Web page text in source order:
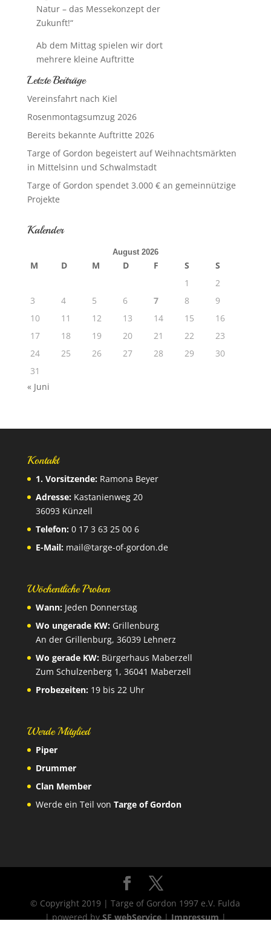
Natur – das Messekonzept der
Zukunft!“
Ab dem Mittag spielen wir dort
mehrere kleine Auftritte
Letzte Beiträge
Vereinsfahrt nach Kiel
Rosenmontagsumzug 2026
Bereits bekannte Auftritte 2026
Targe of Gordon begeistert auf Weihnachtsmärkten
in Mittelsinn und Schwalmstadt
Targe of Gordon spendet 3.000 € an gemeinnützige
Projekte
Kalender
August 2026
M D M D F S
S
1
2
3
4 5 6 7 8
9
10
11 12 13 14 15
16
17
18 19 20 21 22
23
24
25 26 27 28 29
30
31
« Juni
Kontakt
1. Vorsitzende:Ramona Beyer
Adresse:Kastanienweg 20
36093 Künzell
Telefon:0 17 3 63 25 00 6
E-Mail: mail@targe-of-gordon.de
Wöchentliche Proben
Wann:Jeden Donnerstag
Wo ungerade KW:Grillenburg
An der Grillenburg, 36039 Lehnerz
Wo gerade KW:Bürgerhaus Maberzell
Zum Schulzenberg 1, 36041 Maberzell
Probezeiten:19 bis 22 Uhr
Werde Mitglied
Piper
Drummer
Clan Member
Werde ein Teil von Targe of Gordon
© Copyright 2019 | Targe of Gordon 1997 e.V. Fulda
| powered by SF webService| Impressum |